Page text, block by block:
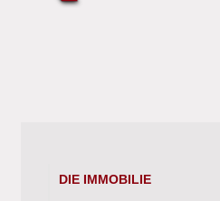
DIE IMMOBILIE